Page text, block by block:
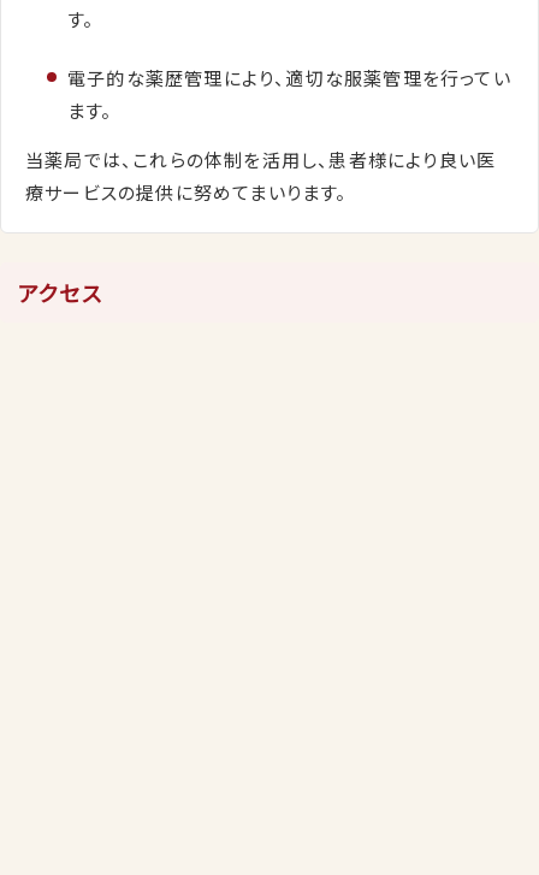
す。
電子的な薬歴管理により、適切な服薬管理を行ってい
ます。
当薬局では、これらの体制を活用し、患者様により良い医
療サービスの提供に努めてまいります。
アクセス